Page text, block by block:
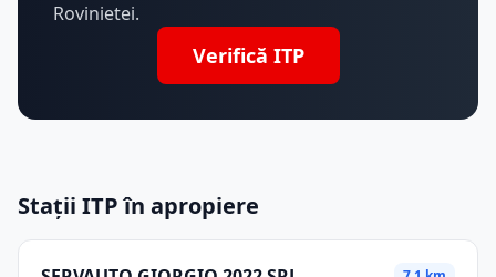
Rovinietei.
Verifică ITP
Stații ITP în apropiere